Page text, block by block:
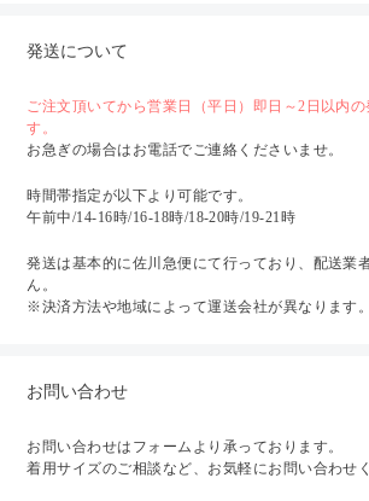
発送について
ご注文頂いてから営業日（平日）即日～2日以内
す。
お急ぎの場合はお電話でご連絡くださいませ。
時間帯指定が以下より可能です。
午前中/14-16時/16-18時/18-20時/19-21時
発送は基本的に佐川急便にて行っており、配送業
ん。
※決済方法や地域によって運送会社が異なります。
お問い合わせ
お問い合わせはフォームより承っております。
着用サイズのご相談など、お気軽にお問い合わせ